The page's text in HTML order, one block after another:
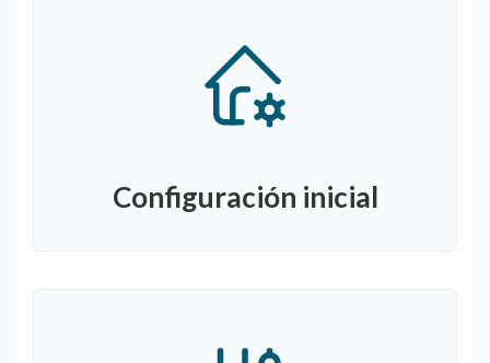
Configuración inicial